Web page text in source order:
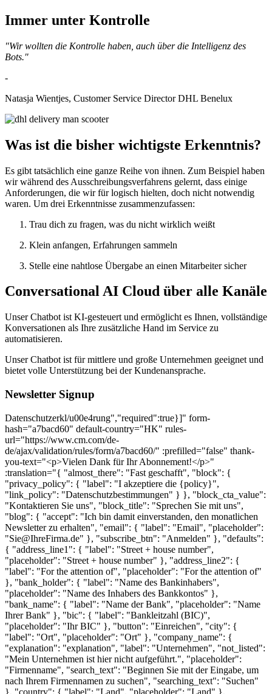
Immer unter Kontrolle
"Wir wollten die Kontrolle haben, auch über die Intelligenz des
Bots."
-
Natasja Wientjes, Customer Service Director DHL Benelux
Was ist die bisher wichtigste Erkenntnis?
Es gibt tatsächlich eine ganze Reihe von ihnen. Zum Beispiel haben
wir während des Ausschreibungsverfahrens gelernt, dass einige
Anforderungen, die wir für logisch hielten, doch nicht notwendig
waren. Um drei Erkenntnisse zusammenzufassen:
Trau dich zu fragen, was du nicht wirklich weißt
Klein anfangen, Erfahrungen sammeln
Stelle eine nahtlose Übergabe an einen Mitarbeiter sicher
Conversational AI Cloud über alle Kanäle
Unser Chatbot ist KI-gesteuert und ermöglicht es Ihnen, vollständige
Konversationen als Ihre zusätzliche Hand im Service zu
automatisieren.
Unser Chatbot ist für mittlere und große Unternehmen geeignet und
bietet volle Unterstützung bei der Kundenansprache.
Newsletter Signup
Datenschutzerkl/u00e4rung","required":true}]" form-hash="a7bacd60" default-country="HK" rules-url="https://www.cm.com/de-de/ajax/validation/rules/form/a7bacd60/" :prefilled="false" thank-you-text="<p>Vielen Dank für Ihr Abonnement!</p>" :translation="{ "almost_there": "Fast geschafft", "block": { "privacy_policy": { "label": "I akzeptiere die {policy}", "link_policy": "Datenschutzbestimmungen" } }, "block_cta_value": "Kontaktieren Sie uns", "block_title": "Sprechen Sie mit uns", "blog": { "accept": "Ich bin damit einverstanden, den monatlichen Newsletter zu erhalten", "email": { "label": "Email", "placeholder": "Sie@IhreFirma.de" }, "subscribe_btn": "Anmelden" }, "defaults": { "address_line1": { "label": "Street + house number", "placeholder": "Street + house number" }, "address_line2": { "label": "For the attention of", "placeholder": "For the attention of" }, "bank_holder": { "label": "Name des Bankinhabers", "placeholder": "Name des Inhabers des Bankkontos" }, "bank_name": { "label": "Name der Bank", "placeholder": "Name Ihrer Bank" }, "bic": { "label": "Bankleitzahl (BIC)", "placeholder": "Ihr BIC" }, "button": "Einreichen", "city": { "label": "Ort", "placeholder": "Ort" }, "company_name": { "explanation": "explanation", "label": "Unternehmen", "not_listed": "Mein Unternehmen ist hier nicht aufgeführt.", "placeholder": "Firmenname", "search_text": "Beginnen Sie mit der Eingabe, um nach Ihrem Firmennamen zu suchen", "searching_text": "Suchen" }, "country": { "label": "Land", "placeholder": "Land" }, "dropdown": { "placeholder": "Select option" }, "email": { "additional": "Bitte verwenden Sie Ihre geschäftliche E-Mail-Adresse", "label": "E-Mail", "placeholder": "you@company.com" }, "email_business": { "label": "Business Email", "placeholder": "Business Email" }, "first_name": { "label": "Vorname", "placeholder": "Vorname" }, "help_message": { "label": "Nachricht", "placeholder": "Wie kann ich Ihnen helfen? Wir bleiben in Kontakt." }, "iban": { "label": "Internationale Bankkontonummer (IBAN)", "placeholder": "Ihre IBAN" }, "industry": { "label": "Branche", "placeholder": "Branche" }, "job_title": { "label": "Berufsbezeichnung", "placeholder": "Customer Service, Development, Marketing & Vertrieb" }, "key_industry": { "label": "What industry is your company operating in?", "placeholder": "Select your companies industry" }, "key_product": { "label": "An welchem Produkt sind Sie interessiert?", "placeholder": "Wählen Sie Ihr gewünschtes Produkt" }, "last_name": { "label": "Nachname", "placeholder": "Nachname" }, "mobile_phone_number": { "explanation": "explanation", "label": "Handy-Nummer", "placeholder": "Handy-Nummer" }, "name": { "label": "Name" }, "otp": { "explanation": "explanation", "label": "Einmalpasswort" }, "phone_number": { "label": "Telefonnummer", "placeholder": "Telefonnummer" }, "privacy_policy": { "label": "Ich akzeptiere die {policy}", "policy": "Datenschutzerklärung" }, "product": { "label": "Produkt", "no_results": "Konnte nicht gefunden werden.", "placeholder": "An welchem Produkt sind Sie interessiert?" }, "salutation": { "label": "Anrede", "placeholder": "Anrede" }, "street_address": { "label": "Straße, Hausnummer", "placeholder": "Straße, Hausnummer" }, "sub_area_1": { "label": "Sub-area line 1", "placeholder": "Sub-area line 1" }, "sub_area_2": { "label": "Sub-area line 2", "placeholder": "Sub-area line 2" }, "terms": { "privacy": { "label": "Ich akzeptiere die {terms} und {policy}" } }, "terms_policy": { "policy": "Allgemeine Geschäftsbedingungen" }, "thank-you": "<p>Vielen Dank für Ihr Abonnement!</p>", "zip_code": { "label": "Postleitzahl", "placeholder": "Postleitzahl" } }, "hang_in_there": "Halten Sie durch", "logged_in_title": "Hallo {name}!", "option": { "key_industry": { "industry_charities": "Charities", "industry_financial_services": "Financial Services", "industry_government_education": "Government & Education", "industry_healthcare": "Healthcare", "industry_leisure_travel": "Leisure & Travel", "industry_logistics_transport": "Logistics & Transport", "industry_professional_services": "Professional Services", "industry_retaile_commerce": "Retail & E-commerce", "industry_technology_media": "Technology & Media", "industry_utilities_telco": "Utility & Telecommunications", "no_key_industry": "Other" }, "key_product": { "caic": "Conversational AI Cloud", "channels": "Other Channels", "halo": "HALO", "mmc": "Mobile Marketing Cloud", "msc": "Mobile Service Cloud", "other": "Other", "otp": "One Time Password", "payments": "Payments", "sign": "Sign", "sms": "SMS", "ticketing": "Ticketing", "voice": "Voice", "whatsapp": "WhatsApp" } }, "prefilled": "This form is prefilled using your CM.com profile", "preparing_account": "Das Konto wird vorbereitet", "product": { "groups": { "communication_channels": "Communications Platform", "other_products": "Andere Produkte", "payments": "Payments Platform", "solutions": "Software as a Service" } }, "register": { "call_otp": "Erneut senden", "company": { "label": "Unternehmen", "placeholder": "Firmenname" }, "contact_support": "Kontaktaufnahme mit dem Support", "contact_support_question": "Bei der Registrierung auf der CM.com-Plattform erhielt ich den folgenden Fehlercode: {error}.", "continue": "Weitermachen", "email": { "change": "<a href=https://www.cm.com/"{url}/">ändern", "resend_otp": "erneut senden", "resend_otp_text": "Sie haben keine E-Mail erhalten? Bitte überprüfen Sie Ihre Spam-Mails oder klicken Sie auf \"erneut senden\".", "verify_description": "Hallo {name},<br>Bitte geben Sie den Code aus der Mail ein, die wir an folgende Adresse geschickt haben<br><br>{email}", "verify_title": "Sie haben Post." }, "error_body": "Bitte versuchen Sie es erneut. Wenn Sie dies immer wieder sehen, klicken Sie auf \"Support kontaktieren\", dann wird Ihnen unser Support-Team helfen.", "error_code": "Fehlercode:", "error_title": "Ihre Anfrage kann nicht bearbeitet werden.", "has_account": "Sie haben bereits ein Konto?", "logged_in_body": "Es scheint, dass Sie bereits ein CM-Plattform-Konto haben. Sie werden in wenigen Sekunden automatisch zum <a href=https://www.cm.com/"{redirectToUrl}/" rel=\"noopener\">{redirectTo}</a> weitergeleitet.", "logged_in_body_to_app": "die {app} App App App", "logged_in_body_to_platform": "CM-Plattform", "phone": { "popover": "Wir senden ein Einmalpasswort an diese Handynummer.<br>Sie können diese Nummer jederzeit in Ihren CM-Kontoeinstellungen ändern.", "resend_otp_text": "Sie haben das Passwort nicht erhalten? Klicken Sie auf \"Wiederversenden\".", "send_voice_otp": "Wir senden Ihnen das Passwort per Telefonanruf zu." }, "reseller": { "thanks_body_to": "'get started' page" }, "resend_otp": "Erneut senden", "send_otp": "Senden", "sending_otp": "Senden", "sign_in": "Anmelden", "thanks_body": "Sie haben erfolgreich ein Konto auf der CM-Plattform angelegt. Sie werden in wenigen Sekunden automatisch zum <a href=https://www.cm.com/"{redirectToUrl}/" rel=\"noopener\">{redirectTo}</a> weitergeleitet.", "thanks_body_to_app": "die {app} App App App", "thanks_body_to_platform": "CM-Plattform", "thanks_title": "Danke", "title": "Entdecken Sie die Möglichkeiten der CM-Plattform", "title_app": "Beginnen Sie mit der {app}", "try_again": "Versuchen Sie es erneut", "verify_description": "Geben Sie Ihre Handynummer ein, um Ihr sechsstelliges<br>Einmaliges Passwort zu erhalten.", "verify_otp": "Überprüfen Sie", "verify_title": "Überprüfen Sie die Handynummer" }, "sending": "Einen Moment bitte…", "submit_failed": "Irgendetwas ist sch